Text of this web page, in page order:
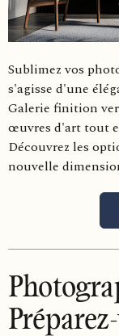
Sublimez vos
s'agisse d'une
Galerie finition
œuvres d'art tout
Découvrez les
nouvelle